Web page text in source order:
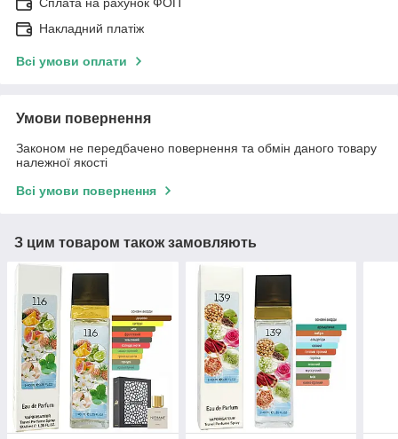
Накладний платіж
Всі умови оплати
Умови повернення
Законом не передбачено повернення та обмін даного товару
належної якості
Всі умови повернення
З цим товаром також замовляють